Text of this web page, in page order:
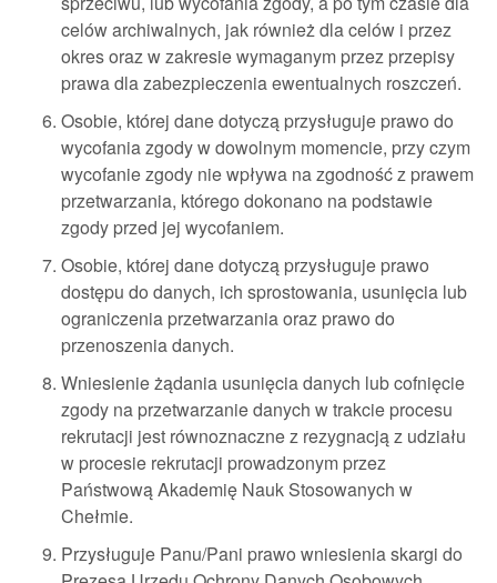
celów archiwalnych, jak również dla celów i przez
okres oraz w zakresie wymaganym przez przepisy
prawa dla zabezpieczenia ewentualnych roszczeń.
Osobie, której dane dotyczą przysługuje prawo do
wycofania zgody w dowolnym momencie, przy czym
wycofanie zgody nie wpływa na zgodność z prawem
przetwarzania, którego dokonano na podstawie
zgody przed jej wycofaniem.
Osobie, której dane dotyczą przysługuje prawo
dostępu do danych, ich sprostowania, usunięcia lub
ograniczenia przetwarzania oraz prawo do
przenoszenia danych.
Wniesienie żądania usunięcia danych lub cofnięcie
zgody na przetwarzanie danych w trakcie procesu
rekrutacji jest równoznaczne z rezygnacją z udziału
w procesie rekrutacji prowadzonym przez
Państwową Akademię Nauk Stosowanych w
Chełmie.
Przysługuje Panu/Pani prawo wniesienia skargi do